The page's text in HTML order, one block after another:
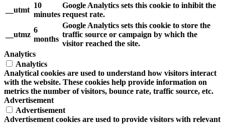
__utmt
10
minutes
Google Analytics sets this cookie to inhibit the
request rate.
__utmz
6
months
Google Analytics sets this cookie to store the
traffic source or campaign by which the
visitor reached the site.
Analytics
Analytics
Analytical cookies are used to understand how visitors interact
with the website. These cookies help provide information on
metrics the number of visitors, bounce rate, traffic source, etc.
Advertisement
Advertisement
Advertisement cookies are used to provide visitors with relevant